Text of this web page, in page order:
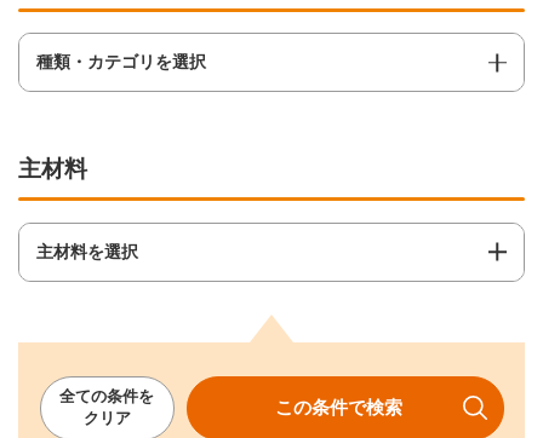
種類・カテゴリを選択
主材料
主材料を選択
全ての条件を
クリア
この条件で検索